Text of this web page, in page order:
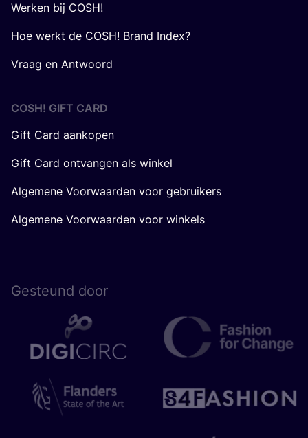
Werken bij COSH!
Hoe werkt de COSH! Brand Index?
Vraag en Antwoord
COSH! GIFT CARD
Gift Card aankopen
Gift Card ontvangen als winkel
Algemene Voorwaarden voor gebruikers
Algemene Voorwaarden voor winkels
Gesteund door